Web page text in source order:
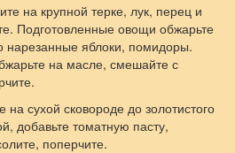
на крупной терке, лук, перец и
Подготовленные овощи обжарьте
нарезанные яблоки, помидоры.
на масле, смешайте с
сухой сковороде до золотистого
добавьте томатную пасту,
поперчите.